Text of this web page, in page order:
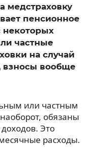
медстраховку
пенсионное
некоторых
частные
на случай
взносы вообще
или частным
обязаны
Это
расходы.